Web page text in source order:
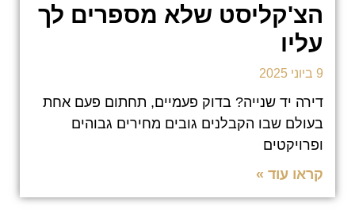
הצ'קליסט שלא מספרים לך
עליו
9 ביוני 2025
דירה יד שנייה? בדוק פעמיים, תחתום פעם אחת
בעולם שבו הקבלנים גובים מחירים גבוהים
ופרויקטים
קראו עוד »